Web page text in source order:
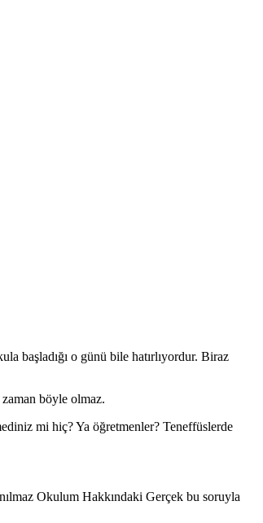
başladığı o günü bile hatırlıyordur. Biraz
böyle olmaz.
mi hiç? Ya öğretmenler? Teneffüslerde
Okulum Hakkındaki Gerçek bu soruyla